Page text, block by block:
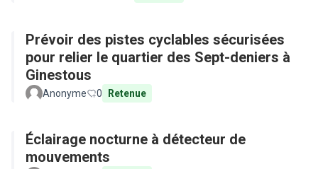
Prévoir des pistes cyclables sécurisées
pour relier le quartier des Sept-deniers à
Ginestous
Anonyme 0 Retenue
Éclairage nocturne à détecteur de
mouvements